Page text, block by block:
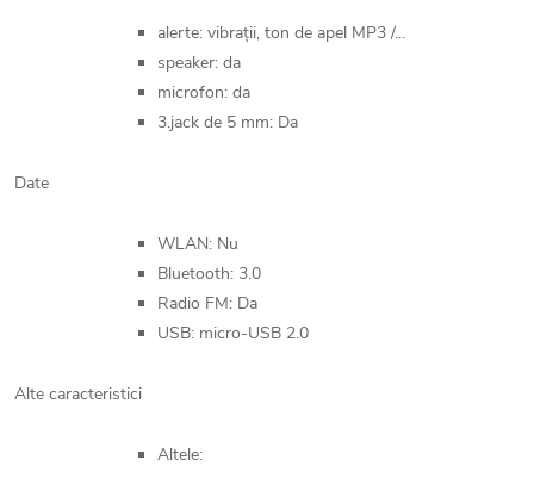
alerte: vibrații, ton de apel MP3 /...
speaker: da
microfon: da
3.jack de 5 mm: Da
Date
WLAN: Nu
Bluetooth: 3.0
Radio FM: Da
USB: micro-USB 2.0
Alte caracteristici
Altele: